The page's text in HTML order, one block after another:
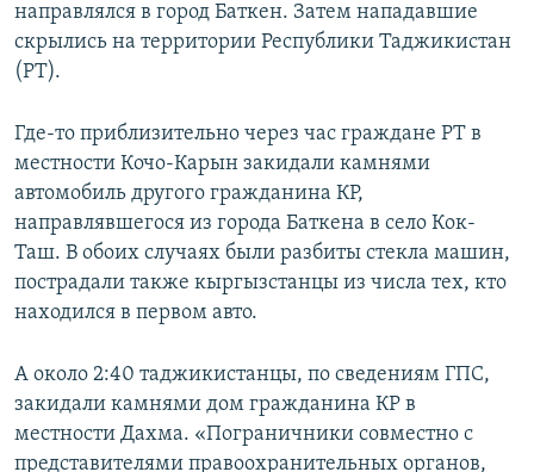
направлялся в город Баткен. Затем нападавшие
скрылись на территории Республики Таджикистан
(РТ).
Где-то приблизительно через час граждане РТ в
местности Кочо-Карын закидали камнями
автомобиль другого гражданина КР,
направлявшегося из города Баткена в село Кок-
Таш. В обоих случаях были разбиты стекла машин,
пострадали также кыргызстанцы из числа тех, кто
находился в первом авто.
А около 2:40 таджикистанцы, по сведениям ГПС,
закидали камнями дом гражданина КР в
местности Дахма. «Пограничники совместно с
представителями правоохранительных органов,